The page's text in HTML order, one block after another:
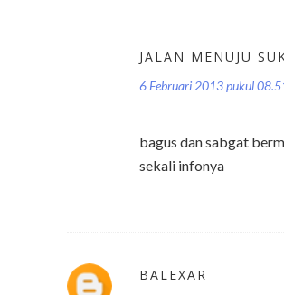
JALAN MENUJU
6 Februari 2013 pukul
bagus dan sabgat
sekali infonya
BALEXAR